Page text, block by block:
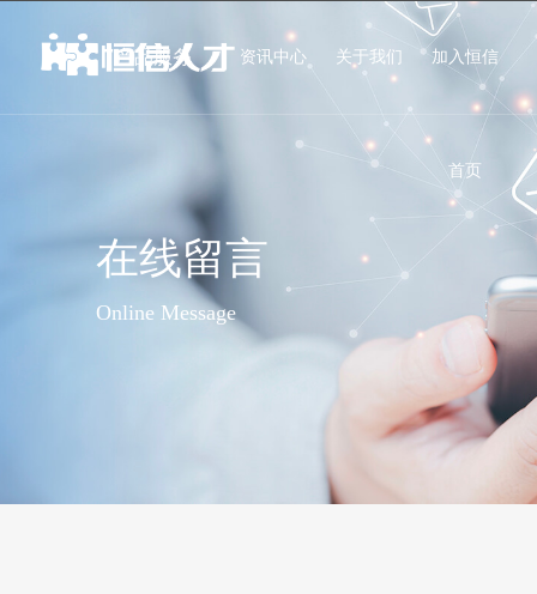
加入恒信
关于我们
资讯中心
产品服务
首页
在线留言
Online Message